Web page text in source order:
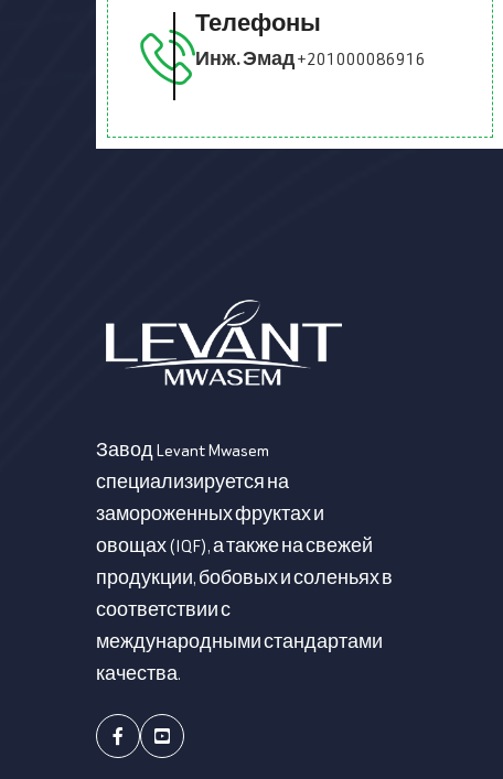
Телефоны
Инж. Эмад+201000086916
Завод Levant Mwasem
специализируется на
замороженных фруктах и
овощах (IQF), а также на свежей
продукции, бобовых и соленьях в
соответствии с
международными стандартами
качества.
FacebookYoutube